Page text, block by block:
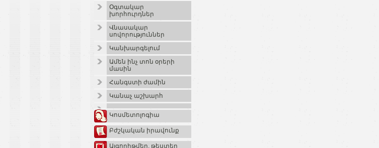
Օգտակար
խորհուրդներ
Վնասակար
սովորություններ
Կանխարգելում
Ամեն ինչ տոն օրերի
մասին
Հանգստի ժամին
Կանաչ աշխարհ
Կոսմետոլոգիա
Բժշկական իրավունք
Ալգորիթմեր, թեստեր